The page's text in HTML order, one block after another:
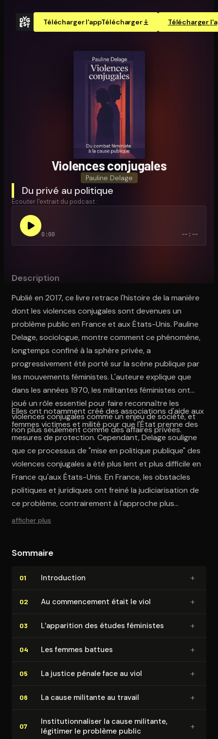
Télécharger l'appTélécharger Télécharger
Violences conjugales
Pauline Delage
Du privé au politique
Écouter l'extrait du podcast :
0:00 --:--
Description
Publié en 2017, ce livre retrace l'histoire de la manière
dont les violences conjugales sont devenues un
problème public en France et aux États-Unis. Pauline
Delage, sociologue, montre comment ce phénomène,
longtemps confiné à la sphère privée, a
progressivement été porté sur la scène publique par
les mouvements féministes. L'auteure explique que
dans les années 1970, les militantes féministes ont
joué un rôle essentiel pour faire reconnaître les
violences conjugales comme un enjeu de société, et
non plus seulement comme des affaires privées.
Elles ont notamment créé des associations d'aide aux
femmes victimes et milité pour que l'État prenne des
mesures de protection. Cependant, Delage souligne
que ce processus de "mise en politique publique" des
violences conjugales a été plus lent et plus difficile en
France qu'aux États-Unis. En France, les obstacles
politiques et juridiques ont freiné la judiciarisation de
ce problème, contrairement à l'approche plus
répressive adoptée outre-Atlantique.
afficher plus
Sommaire
01 In­tro­duc­tion +
02 Au com­men­ce­ment était le viol +
03 L’apparition des études féministes +
04 Les femmes battues +
05 La justice pénale face au viol +
06 La cause militante au travail +
07
Ins­ti­tu­tion­na­li­ser la cause militante,
légitimer le problème public
+